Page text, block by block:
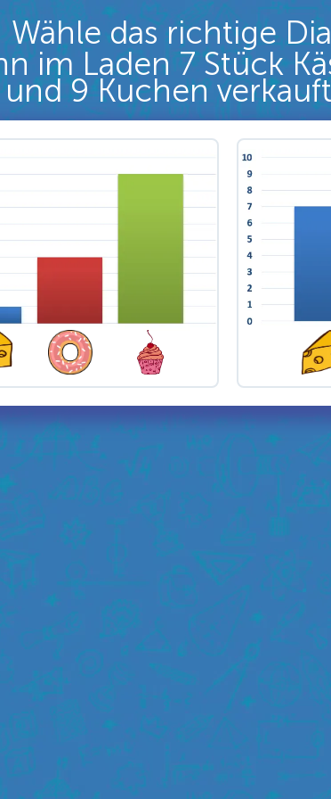
Wähle das richtige
im Laden 7 Stück
und 9 Kuchen